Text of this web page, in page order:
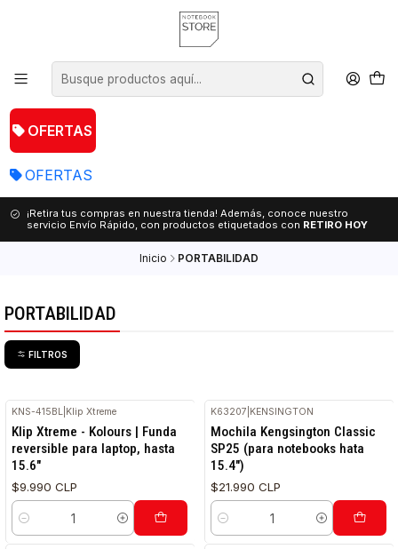
OFERTAS
OFERTAS
¡Retira tus compras en nuestra tienda! Además, conoce nuestro
servicio Envío Rápido, con productos etiquetados con RETIRO HOY
Inicio PORTABILIDAD
PORTABILIDAD
FILTROS
KNS-415BL Klip Xtreme
Klip Xtreme - Kolours | Funda
reversible para laptop, hasta
15.6"
$9.990 CLP
Cantidad
K63207 KENSINGTON
Mochila Kengsington Classic
SP25 (para notebooks hata
15.4")
$21.990 CLP
Cantidad